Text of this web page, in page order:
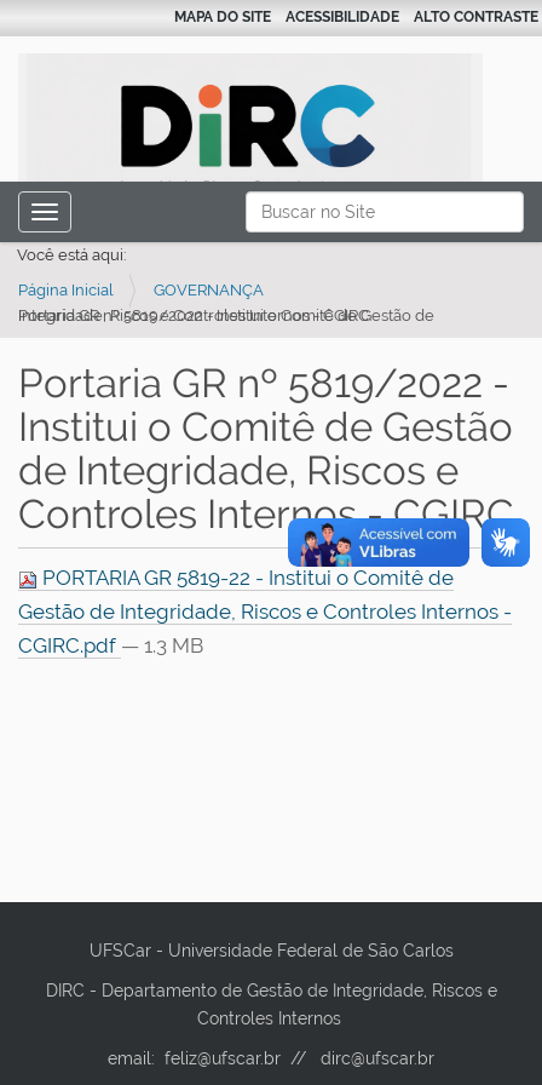
Busca
Busca Avançada…
MAPA DO SITE ACESSIBILIDADE ALTO CONTRASTE
Toggle navigation
Você está aqui:
Página Inicial
GOVERNANÇA
Portaria GR nº 5819/2022 - Institui o Comitê de Gestão de Integridade, Riscos e Controles Internos - CGIRC
Portaria GR nº 5819/2022 -
Institui o Comitê de Gestão
de Integridade, Riscos e
Controles Internos - CGIRC
PORTARIA GR 5819-22 - Institui o Comitê de
Gestão de Integridade, Riscos e Controles Internos -
CGIRC.pdf — 1.3 MB
UFSCar - Universidade Federal de São Carlos
DIRC - Departamento de Gestão de Integridade, Riscos e
Controles Internos
email: feliz@ufscar.br // dirc@ufscar.br